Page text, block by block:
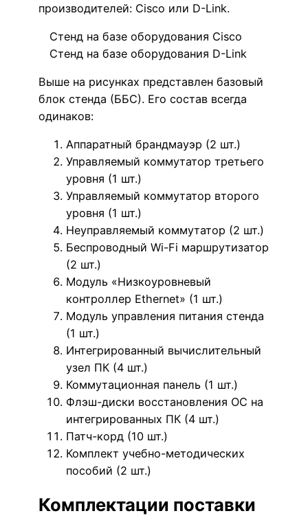
производителей: Cisco или D-Link.
Стенд на базе оборудования Cisco
Стенд на базе оборудования D-Link
Выше на рисунках представлен базовый
блок стенда (ББС). Его состав всегда
одинаков:
Аппаратный брандмауэр (2 шт.)
Управляемый коммутатор третьего
уровня (1 шт.)
Управляемый коммутатор второго
уровня (1 шт.)
Неуправляемый коммутатор (2 шт.)
Беспроводный Wi-Fi маршрутизатор
(2 шт.)
Модуль «Низкоуровневый
контроллер Ethernet» (1 шт.)
Модуль управления питания стенда
(1 шт.)
Интегрированный вычислительный
узел ПК (4 шт.)
Коммутационная панель (1 шт.)
Флэш-диски восстановления ОС на
интегрированных ПК (4 шт.)
Патч-корд (10 шт.)
Комплект учебно-методических
пособий (2 шт.)
Комплектации поставки